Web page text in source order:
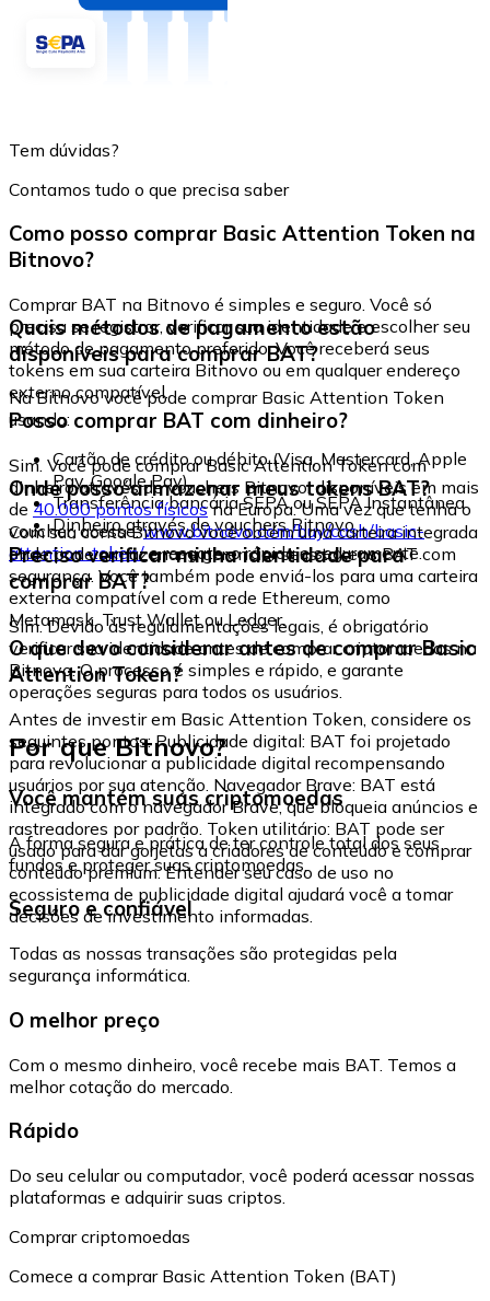
Tem dúvidas?
Contamos tudo o que precisa saber
Como posso comprar Basic Attention Token na
Bitnovo?
Comprar BAT na Bitnovo é simples e seguro. Você só
precisa se registrar, verificar sua identidade e escolher seu
método de pagamento preferido. Você receberá seus
tokens em sua carteira Bitnovo ou em qualquer endereço
externo compatível.
Quais métodos de pagamento estão
disponíveis para comprar BAT?
Na Bitnovo você pode comprar Basic Attention Token
usando:
Cartão de crédito ou débito (Visa, Mastercard, Apple
Pay, Google Pay)
Transferência bancária SEPA ou SEPA Instantânea
Dinheiro através de vouchers Bitnovo
Posso comprar BAT com dinheiro?
Sim. Você pode comprar Basic Attention Token com
dinheiro através de vouchers Bitnovo, disponíveis em mais
de 40.000 pontos físicosna Europa. Uma vez que tenha o
voucher, acesse:www.bitnovo.com/buy/cash/basic-
attention-token/e resgate-o rápida e seguramente.
Onde posso armazenar meus tokens BAT?
Com sua conta Bitnovo você obtém uma carteira integrada
onde pode armazenar e gerenciar seus tokens BAT com
segurança. Você também pode enviá-los para uma carteira
externa compatível com a rede Ethereum, como
Metamask, Trust Wallet ou Ledger.
Preciso verificar minha identidade para
comprar BAT?
Sim. Devido às regulamentações legais, é obrigatório
verificar sua identidade antes de comprar criptomoedas na
Bitnovo. O processo é simples e rápido, e garante
operações seguras para todos os usuários.
O que devo considerar antes de comprar Basic
Attention Token?
Antes de investir em Basic Attention Token, considere os
seguintes pontos: Publicidade digital: BAT foi projetado
para revolucionar a publicidade digital recompensando
usuários por sua atenção. Navegador Brave: BAT está
integrado com o navegador Brave, que bloqueia anúncios e
rastreadores por padrão. Token utilitário: BAT pode ser
usado para dar gorjetas a criadores de conteúdo e comprar
conteúdo premium. Entender seu caso de uso no
ecossistema de publicidade digital ajudará você a tomar
decisões de investimento informadas.
Por que Bitnovo?
Você mantém suas criptomoedas
A forma segura e prática de ter controle total dos seus
fundos e proteger suas criptomoedas.
Seguro e confiável
Todas as nossas transações são protegidas pela
segurança informática.
O melhor preço
Com o mesmo dinheiro, você recebe mais BAT. Temos a
melhor cotação do mercado.
Rápido
Do seu celular ou computador, você poderá acessar nossas
plataformas e adquirir suas criptos.
Comprar criptomoedas
Comece a comprar Basic Attention Token (BAT)